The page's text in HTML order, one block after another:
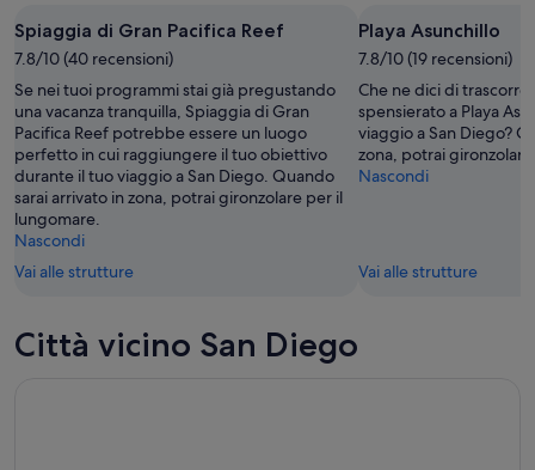
10
ago
10
ago
-
11
ago
il
prossimo
weekend,
14
ago
-
16
ago
Spiaggia di Gran Pacifica Reef
7.8/10 (40 recensioni)
Se nei tuoi programmi stai già pregustando
una vacanza tranquilla, Spiaggia di Gran
Pacifica Reef potrebbe essere un luogo
perfetto in cui raggiungere il tuo obiettivo
durante il tuo viaggio a San Diego. Quando
sarai arrivato in zona, potrai gironzolare per il
lungomare.
Nascondi
Vai alle strutture
Playa Asunchillo
7.8/10 (19 recensioni)
Che ne dici di
spensierato a Playa
viaggio a San Diego?
zona, potrai
Nascondi
Vai alle strutture
Città vicino San Diego